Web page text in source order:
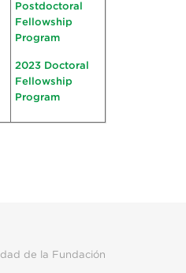
Postdoctoral
Fellowship
Program
2023 Doctoral
Fellowship
Program
de la Fundación